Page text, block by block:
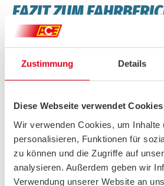
Zustimmung Details
Diese Webseite verwendet Cookies
Wir verwenden Cookies, um Inhalte
personalisieren, Funktionen für
zu können und die Zugriffe auf
analysieren. Außerdem geben wir
Verwendung unserer Website an
FAZIT ZUM
Die Technik zeigt leichte Schwächen,
Motorisierung bei 46.200 Euro, ist
Breite
2,090 m
Höhe
1,482 m